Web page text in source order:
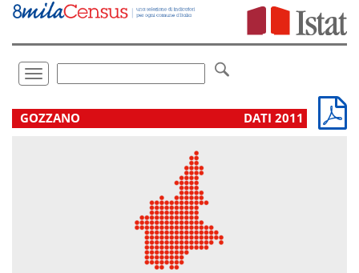
Vai
direttamente
Toggle
navigation
.
GOZZANO DATI 2011